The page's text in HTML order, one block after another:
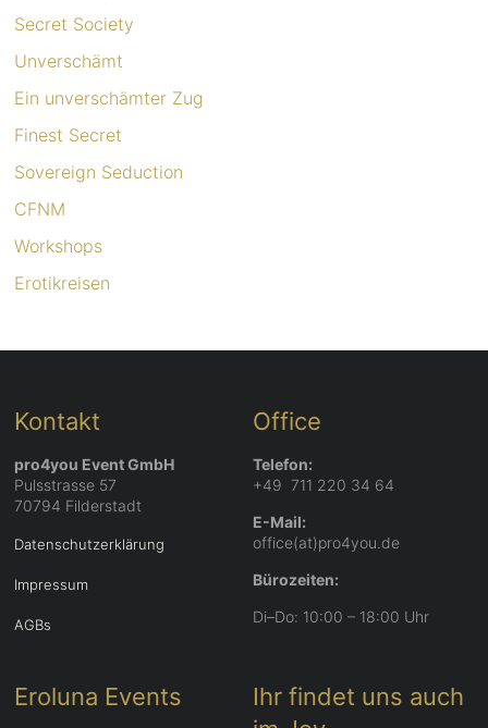
Secret Society
Unverschämt
Ein unverschämter Zug
Finest Secret
Sovereign Seduction
CFNM
Workshops
Erotikreisen
Kontakt
pro4you Event GmbH
Pulsstrasse 57
70794 Filderstadt
Datenschutzerklärung
Impressum
AGBs
Office
Telefon:
+49 711 220 34 64
E-Mail:
office(at)pro4you.de
Bürozeiten:
Di–Do: 10:00 – 18:00 Uhr
Eroluna Events
Ihr findet uns auch